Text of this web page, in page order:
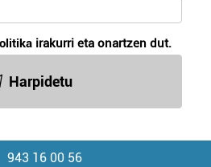
irakurri eta onartzen dut.
Harpidetu
943 16 00 56